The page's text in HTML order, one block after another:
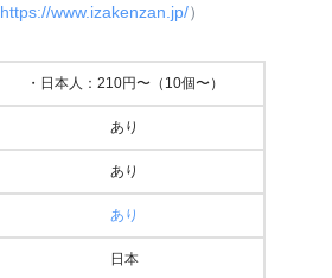
https://www.izakenzan.jp/）
・日本人：210円〜（10個〜）
あり
あり
あり
日本